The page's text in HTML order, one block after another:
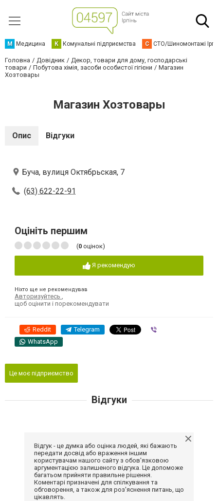
М Медицина К Комунальні підприємства С СТО/Шиномонтажі
Головна Довідник
Декор, товари для дому, господарські
товари
Побутова хімія, засоби особистої гігієни
Магазин
Хозтовары
Магазин Хозтовары
Опис Відгуки
Буча, вулиця Октябрьская, 7
(63) 622-22-91
Оцініть першим
(0 оцінок)
Я рекомендую
Ніхто ще не рекомендував
Авторизуйтесь
щоб оцінити і порекомендувати
Reddit Telegram
WhatsApp
Це моє підприємство
Відгуки
Відгук - це думка або оцінка людей, які бажають
передати досвід або враження іншим
користувачам нашого сайту з обов'язковою
аргументацією залишеного відгука. Це допоможе
багатьом прийняти правильне рішення.
Коментарі призначені для спілкування та
обговорення, а також для роз'яснення питань, що
цікавлять.